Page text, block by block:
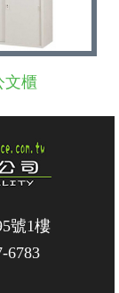
文櫃
號1樓
6783